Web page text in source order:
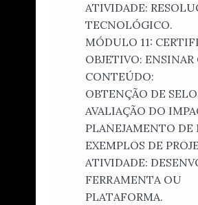
ATIVIDADE:
TECNOLÓGICO.
MÓDULO 11:
OBJETIVO:
CONTEÚDO:
OBTENÇÃO DE
AVALIAÇÃO DO
PLANEJAMENTO
EXEMPLOS DE
ATIVIDADE:
FERRAMENTA OU
PLATAFORMA.